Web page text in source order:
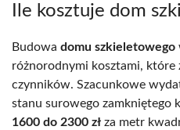
Ile kosztuje dom
Budowa domu szkieletowego
różnorodnymi kosztami, które
czynników. Szacunkowe
stanu surowego zamkniętego
1600 do 2300 zł za metr